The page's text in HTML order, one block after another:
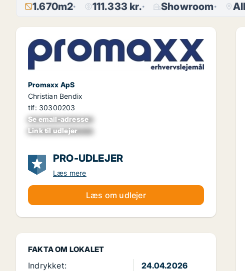
1.670m2 111.333 kr. Showroom
Promaxx ApS
Christian Bendix
tlf: 30300203
Se email-adresse
xxxxxxxxxxxxxxxx
Link til udlejer
xxxxxxxxxxxxxxxx
PRO-UDLEJER
Læs mere
Læs om udlejer
FAKTA OM LOKALET
Indrykket:
24.04.2026